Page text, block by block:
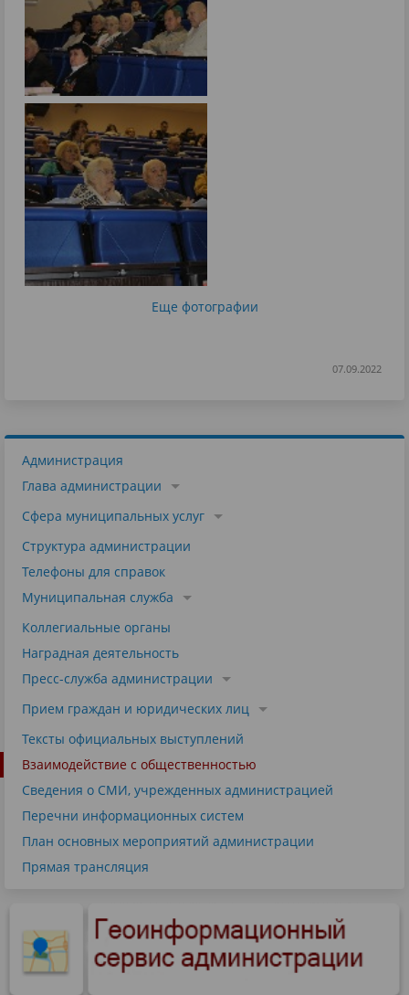
Еще фотографии
07.09.2022
Администрация
Глава администрации
Сфера муниципальных услуг
Структура администрации
Телефоны для справок
Муниципальная служба
Коллегиальные органы
Наградная деятельность
Пресс-служба администрации
Прием граждан и юридических лиц
Тексты официальных выступлений
Взаимодействие с общественностью
Сведения о СМИ, учрежденных администрацией
Перечни информационных систем
План основных мероприятий администрации
Прямая трансляция